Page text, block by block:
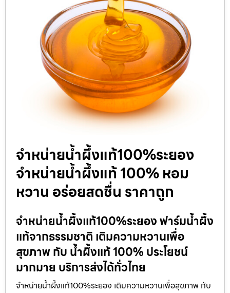
จำหน่ายน้ำผึ้งแท้100%ระยอง
จำหน่ายน้ำผึ้งแท้ 100% หอม
หวาน อร่อยสดชื่น ราคาถูก
จำหน่ายน้ำผึ้งแท้100%ระยอง ฟาร์มน้ำผึ้ง
แท้จากธรรมชาติ เติมความหวานเพื่อ
สุขภาพ กับ น้ำผึ้งแท้ 100% ประโยชน์
มากมาย บริการส่งได้ทั่วไทย
จำหน่ายน้ำผึ้งแท้100%ระยอง เติมความหวานเพื่อสุขภาพ กับ